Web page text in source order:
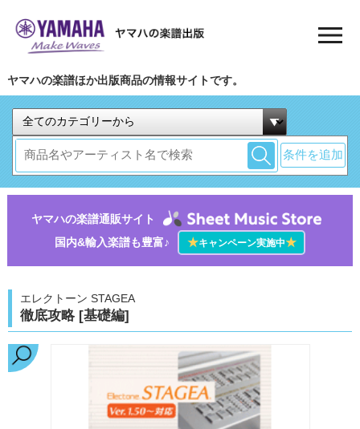
ヤマハの楽譜ほか出版商品の情報サイトです。
条件を追加
ヤマハの楽譜通販サイト
国内&輸入楽譜も豊富♪
★キャンペーン実施中★
エレクトーン STAGEA
徹底攻略 [基礎編]